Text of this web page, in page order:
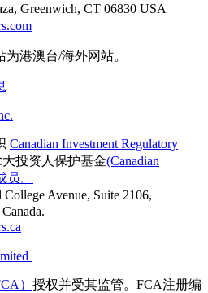
Greenwich, CT 06830 USA
港澳台/海外网站。
Canadian Investment Regulatory
投资人保护基金(Canadian
员。
Avenue, Suite 2106,
） 授权并受其监管。FCA注册编